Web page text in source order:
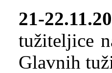
21-
tužiteljice
Glavnih